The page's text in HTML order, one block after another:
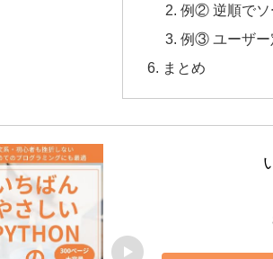
例② 逆順でソ
例③ ユーザー
まとめ